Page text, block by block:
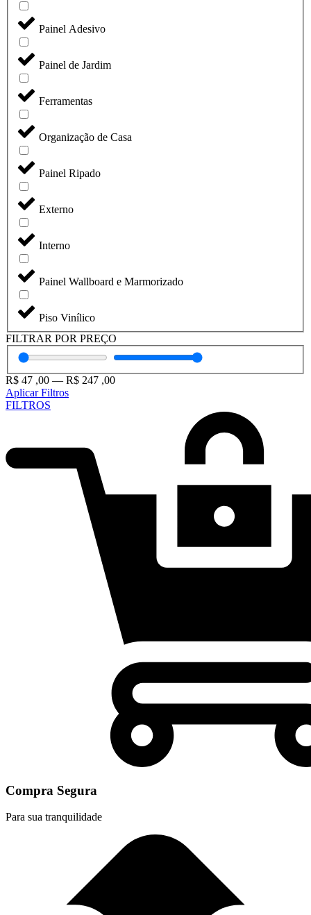
Painel Adesivo
Painel de Jardim
Ferramentas
Organização de Casa
Painel Ripado
Externo
Interno
Painel Wallboard e Marmorizado
Piso Vinílico
FILTRAR POR PREÇO
R$ 47 ,00 — R$ 247 ,00
Aplicar Filtros
FILTROS
Compra Segura
Para sua tranquilidade